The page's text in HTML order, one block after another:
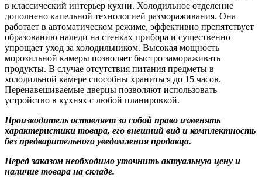
в классический интерьер кухни. Холодильное отделение
дополнено капельной технологией размораживания. Она
работает в автоматическом режиме, эффективно препятствует
образованию наледи на стенках прибора и существенно
упрощает уход за холодильником. Высокая мощность
морозильной камеры позволяет быстро замораживать
продукты. В случае отсутствия питания предметы в
холодильной камере способны храниться до 15 часов.
Перенавешиваемые дверцы позволяют использовать
устройство в кухнях с любой планировкой.
Производитель оставляет за собой право изменять
характеристики товара, его внешний вид и комплектность
без предварительного уведомления продавца.
Перед заказом необходимо уточнить актуальную цену и
наличие товара на складе.